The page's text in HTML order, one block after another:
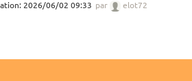
2026/06/02 09:33 par elot72